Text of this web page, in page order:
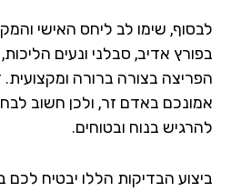
שימו לב ליחס האישי
אדיב, סבלני ונעים הליכות,
בצורה ברורה ומקצועית.
באדם זר, ולכן חשוב לבחור
בנוח ובטוחים.
הבדיקות הללו יבטיח לכם